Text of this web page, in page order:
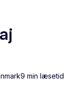
9 min læsetid